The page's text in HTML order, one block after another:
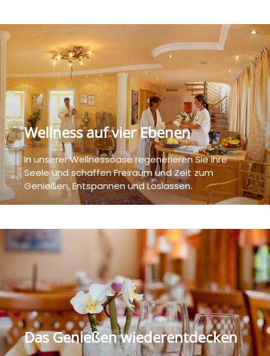
Wellness auf vier Ebenen
In unserer Wellnessoase regenerieren Sie Ihre
Seele und schaffen Freiraum und Zeit zum
Genießen, Entspannen und Loslassen.
Das Genießen wiederentdecken